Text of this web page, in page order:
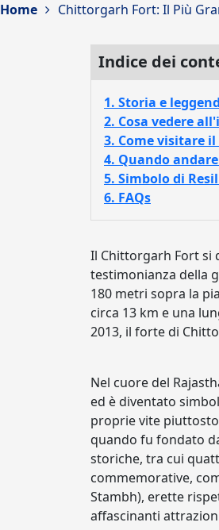
Home Chittorgarh Fort: Il Più
Indice dei
1. Storia e
2. Cosa vedere
3. Come visitare
4. Quando
5. Simbolo di
6. FAQs
Il Chittorgarh Fort si
testimonianza della
180 metri sopra la
circa 13 km e una
2013, il forte di
Nel cuore del
ed è diventato
proprie vite
quando fu fondato
storiche, tra cui
commemorative,
Stambh), erette
affascinanti